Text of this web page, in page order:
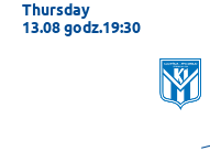
Thursday
13.08 godz.19:30